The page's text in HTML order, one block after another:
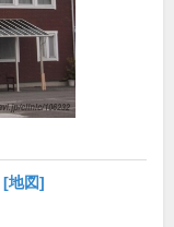
[地図]